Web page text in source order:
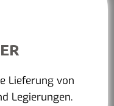
Lieferung von
Legierungen.